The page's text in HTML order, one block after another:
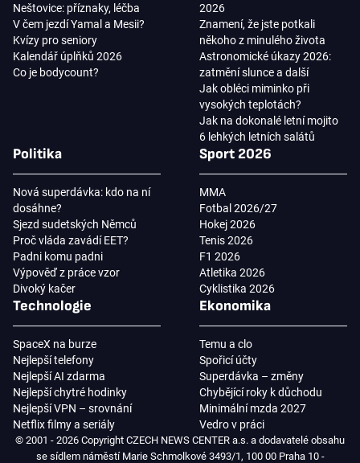
Neštovice: příznaky, léčba
V čem jezdí Yamal a Mesii?
Kvízy pro seniory
Kalendář úplňků 2026
Co je bodycount?
2026
Znamení, že jste potkali
někoho z minulého života
Astronomické úkazy 2026:
zatmění slunce a další
Jak obléci miminko při
vysokých teplotách?
Jak na dokonalé letní mojito
6 lehkých letních salátů
Politika
Nová superdávka: kdo na ní
dosáhne?
Sjezd sudetských Němců
Proč vláda zavádí EET?
Padni komu padni
Výpověď z práce vzor
Divoký kačer
Sport 2026
MMA
Fotbal 2026/27
Hokej 2026
Tenis 2026
F1 2026
Atletika 2026
Cyklistika 2026
Technologie
SpaceX na burze
Nejlepší telefony
Nejlepší AI zdarma
Nejlepší chytré hodinky
Nejlepší VPN – srovnání
Netflix filmy a seriály
Ekonomika
Temu a clo
Spořicí účty
Superdávka – změny
Chybějící roky k důchodu
Minimální mzda 2027
Vedro v práci
© 2001 - 2026 Copyright CZECH NEWS CENTER a.s. a dodavatelé obsahu
se sídlem náměstí Marie Schmolkové 3493/1, 100 00 Praha 10 -